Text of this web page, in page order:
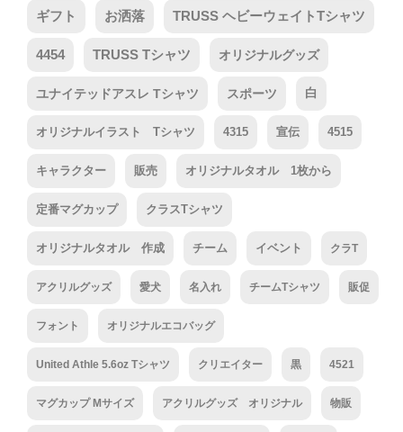
ギフト お洒落 TRUSS ヘビーウェイトTシャツ
4454 TRUSS Tシャツ オリジナルグッズ
ユナイテッドアスレ Tシャツ スポーツ 白
オリジナルイラスト Tシャツ 4315 宣伝 4515
キャラクター 販売 オリジナルタオル 1枚から
定番マグカップ クラスTシャツ
オリジナルタオル 作成 チーム イベント クラT
アクリルグッズ 愛犬 名入れ チームTシャツ 販促
フォント オリジナルエコバッグ
United Athle 5.6oz Tシャツ クリエイター 黒 4521
マグカップ Mサイズ アクリルグッズ オリジナル 物販